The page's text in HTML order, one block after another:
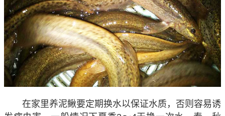
在家里养泥鳅要定期换水以保证水质，否则容易诱